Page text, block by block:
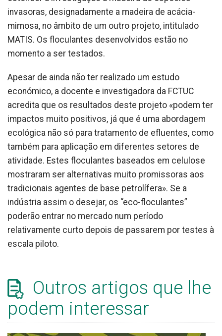
invasoras, designadamente a madeira de acácia-
mimosa, no âmbito de um outro projeto, intitulado
MATIS. Os floculantes desenvolvidos estão no
momento a ser testados.
Apesar de ainda não ter realizado um estudo
económico, a docente e investigadora da FCTUC
acredita que os resultados deste projeto «podem ter
impactos muito positivos, já que é uma abordagem
ecológica não só para tratamento de efluentes, como
também para aplicação em diferentes setores de
atividade. Estes floculantes baseados em celulose
mostraram ser alternativas muito promissoras aos
tradicionais agentes de base petrolífera». Se a
indústria assim o desejar, os “eco-floculantes”
poderão entrar no mercado num período
relativamente curto depois de passarem por testes à
escala piloto.
Outros artigos que lhe
podem interessar